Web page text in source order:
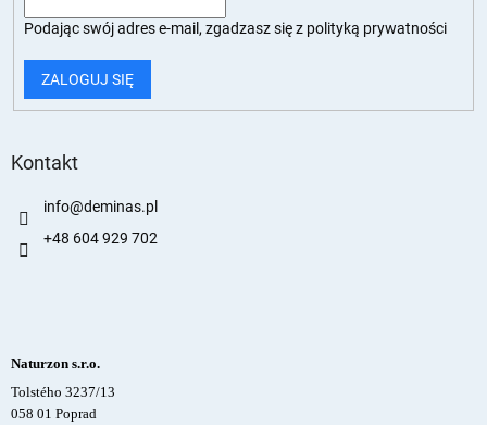
Podając swój adres e-mail, zgadzasz się z polityką prywatności
ZALOGUJ SIĘ
Kontakt
info@deminas.pl
+48 604 929 702
Naturzon s.r.o.
Tolstého 3237/13
058 01 Poprad